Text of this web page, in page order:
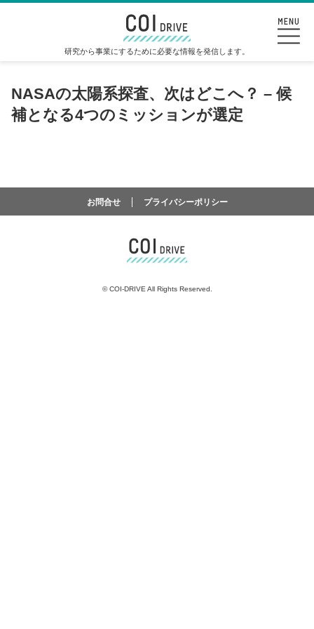
研究から事業にするために必要な情報を発信します。
NASAの太陽系探査、次はどこへ？ – 候
補となる4つのミッションが選定
お問合せ プライバシーポリシー
©COI-DRIVE All Rights Reserved.